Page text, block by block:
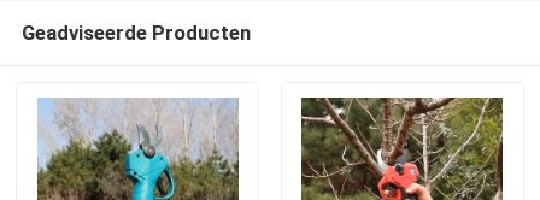
Geadviseerde Producten